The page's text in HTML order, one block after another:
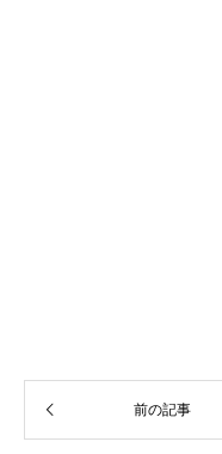
前の記事